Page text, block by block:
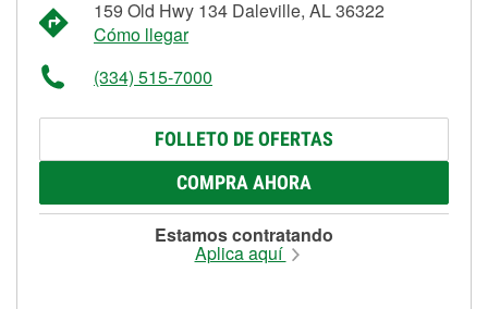
159 Old Hwy 134 Daleville, AL 36322
Cómo llegar
(334) 515-7000
FOLLETO DE OFERTAS
COMPRA AHORA
Estamos contratando
Aplica aquí